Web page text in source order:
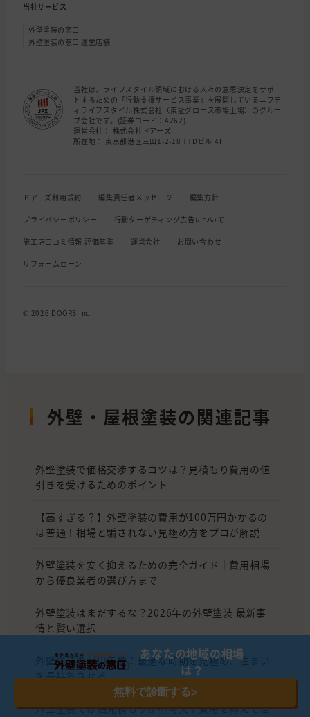
当社サービス
外壁塗装の窓口
外壁塗装の窓口 運営店舗
当社は、ライフスタイル領域における人々の意思決定をサポー
トするための「行動支援サービス事業」を展開しているニフテ
ィライフスタイル株式会社（東証グロース市場上場）のグルー
プ会社です。(証券コード：4262)
運営会社： 株式会社ドアーズ
所在地： 東京都港区三田1-2-18 TTDビル 4F
ドアーズ利用規約 編集責任者メッセージ 編集方針
プライバシーポリシー 行動ターゲティング広告について
施工店口コミ情報 評価基準 運営会社 お問い合わせ
リフォームローン
© 2026 DOORS Inc.
外壁・屋根塗装の関連記事
外壁塗装で価格交渉するコツは？見積もり費用の値
引きを受けるためのポイント
【高すぎる？】外壁塗装の費用が100万円かかるの
は普通！相場と騙されない見極め方をプロが解説
外壁塗装を安く抑えるための完全ガイド｜費用相場
から優良業者の選び方まで
外壁塗装はまだするな？2026年の外壁塗装 最新事
情と賢い選択
外壁塗装の耐用年数：最適な時期を見極め、住まい
を長持ちさせる
外壁塗装では相見積もりが不可欠！費用を抑えて信
あなたの地域の相場
は？
無料で診断する>